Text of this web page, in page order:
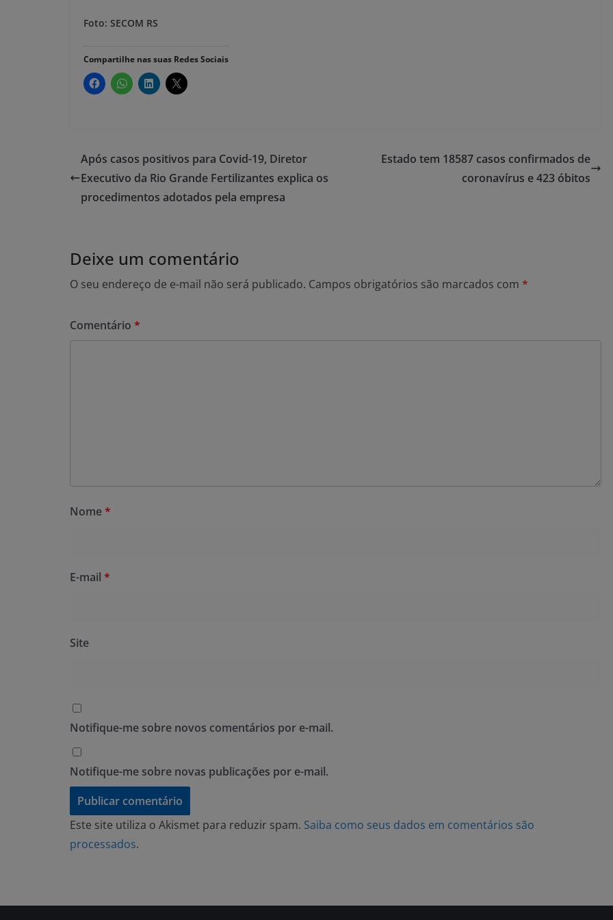
Foto: SECOM RS
Compartilhe nas suas Redes Sociais
Após casos positivos para Covid-19, Diretor
Executivo da Rio Grande Fertilizantes explica os
procedimentos adotados pela empresa
Estado tem 18587 casos confirmados de
coronavírus e 423 óbitos
Deixe um comentário
O seu endereço de e-mail não será publicado. Campos obrigatórios são marcados com *
Comentário *
Nome*
E-mail *
Site
Notifique-me sobre novos comentários por e-mail.
Notifique-me sobre novas publicações por e-mail.
Este site utiliza o Akismet para reduzir spam. Saiba como seus dados em comentários são
processados.